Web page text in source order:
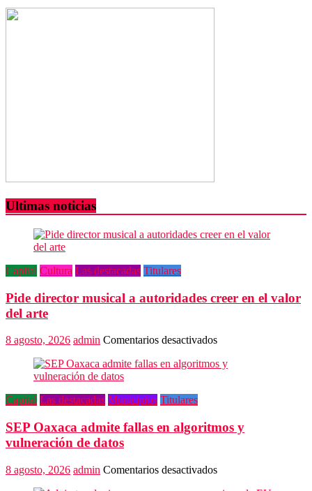
Ultimas noticias
Capital Cultura Las destacadas Titulares
Pide director musical a autoridades creer en el valor
del arte
8 agosto, 2026 admin Comentarios desactivadosen
director
en
Capital Las destacadas Municipios Titulares
SEP Oaxaca admite fallas en algoritmos y
vulneración de datos
8 agosto, 2026 admin Comentarios desactivadosen